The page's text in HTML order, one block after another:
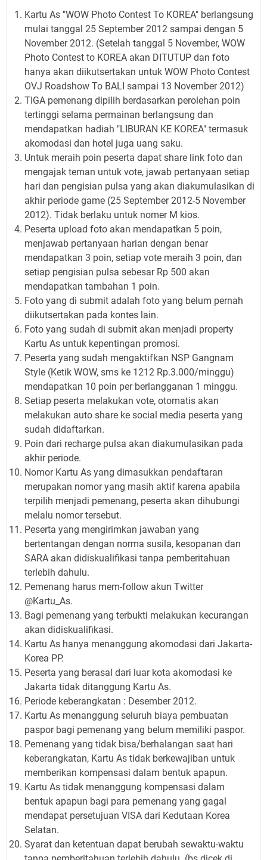
Kartu As "WOW Photo Contest To KOREA" berlangsung
mulai tanggal 25 September 2012 sampai dengan 5
November 2012. (Setelah tanggal 5 November, WOW
Photo Contest to KOREA akan DITUTUP dan foto
hanya akan diikutsertakan untuk WOW Photo Contest
OVJ Roadshow To BALI sampai 13 November 2012)
TIGA pemenang dipilih berdasarkan perolehan poin
tertinggi selama permainan berlangsung dan
mendapatkan hadiah "LIBURAN KE KOREA" termasuk
akomodasi dan hotel juga uang saku.
Untuk meraih poin peserta dapat share link foto dan
mengajak teman untuk vote, jawab pertanyaan setiap
hari dan pengisian pulsa yang akan diakumulasikan di
akhir periode game (25 September 2012-5 November
2012). Tidak berlaku untuk nomer M kios.
Peserta upload foto akan mendapatkan 5 poin,
menjawab pertanyaan harian dengan benar
mendapatkan 3 poin, setiap vote meraih 3 poin, dan
setiap pengisian pulsa sebesar Rp 500 akan
mendapatkan tambahan 1 poin.
Foto yang di submit adalah foto yang belum pernah
diikutsertakan pada kontes lain.
Foto yang sudah di submit akan menjadi property
Kartu As untuk kepentingan promosi.
Peserta yang sudah mengaktifkan NSP Gangnam
Style (Ketik WOW, sms ke 1212 Rp.3.000/minggu)
mendapatkan 10 poin per berlangganan 1 minggu.
Setiap peserta melakukan vote, otomatis akan
melakukan auto share ke social media peserta yang
sudah didaftarkan.
Poin dari recharge pulsa akan diakumulasikan pada
akhir periode.
Nomor Kartu As yang dimasukkan pendaftaran
merupakan nomor yang masih aktif karena apabila
terpilih menjadi pemenang, peserta akan dihubungi
melalu nomor tersebut.
Peserta yang mengirimkan jawaban yang
bertentangan dengan norma susila, kesopanan dan
SARA akan didiskualifikasi tanpa pemberitahuan
terlebih dahulu.
Pemenang harus mem-follow akun Twitter
@Kartu_As.
Bagi pemenang yang terbukti melakukan kecurangan
akan didiskualifikasi.
Kartu As hanya menanggung akomodasi dari Jakarta-
Korea PP.
Peserta yang berasal dari luar kota akomodasi ke
Jakarta tidak ditanggung Kartu As.
Periode keberangkatan : Desember 2012.
Kartu As menanggung seluruh biaya pembuatan
paspor bagi pemenang yang belum memiliki paspor.
Pemenang yang tidak bisa/berhalangan saat hari
keberangkatan, Kartu As tidak berkewajiban untuk
memberikan kompensasi dalam bentuk apapun.
Kartu As tidak menanggung kompensasi dalam
bentuk apapun bagi para pemenang yang gagal
mendapat persetujuan VISA dari Kedutaan Korea
Selatan.
Syarat dan ketentuan dapat berubah sewaktu-waktu